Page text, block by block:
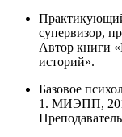
Практикующий
супервизор,
Автор книги
историй».
Базовое
1. МИЭПП,